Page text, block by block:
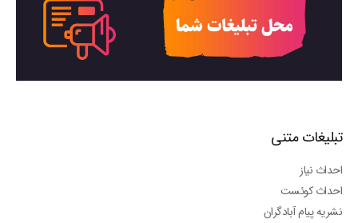
تبلیغات متنی
احداث نیاز
احداث کوئست
نشریه پیام آبادگران